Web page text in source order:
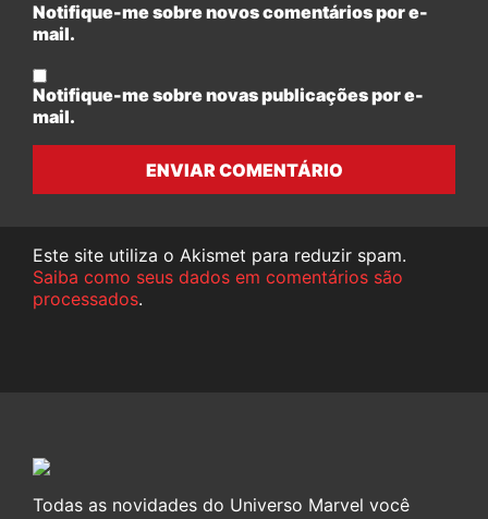
Notifique-me sobre novos comentários por e-
mail.
Notifique-me sobre novas publicações por e-
mail.
ENVIAR COMENTÁRIO
Este site utiliza o Akismet para reduzir spam.
Saiba como seus dados em comentários são
processados.
Todas as novidades do Universo Marvel você